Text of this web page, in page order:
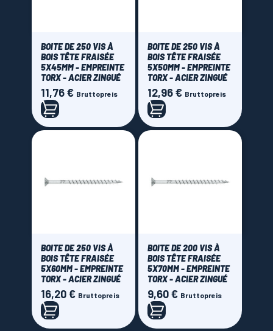
BOITE DE 250 VIS À
BOIS TÊTE FRAISÉE
5X45MM - EMPREINTE
TORX - ACIER ZINGUÉ
Preis
11,76 € Bruttopreis
BOITE DE 250 VIS À
BOIS TÊTE FRAISÉE
5X50MM - EMPREINTE
TORX - ACIER ZINGUÉ
Preis
12,96 € Bruttopreis
BOITE DE 250 VIS À
BOIS TÊTE FRAISÉE
5X60MM - EMPREINTE
TORX - ACIER ZINGUÉ
Preis
16,20 € Bruttopreis
BOITE DE 200 VIS À
BOIS TÊTE FRAISÉE
5X70MM - EMPREINTE
TORX - ACIER ZINGUÉ
Preis
9,60 € Bruttopreis